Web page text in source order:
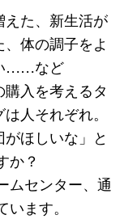
えた、新生活が
体の調子をよ
……など
購入を考えるタ
人それぞれ。
がほしいな」と
か？
ムセンター、通
ます。